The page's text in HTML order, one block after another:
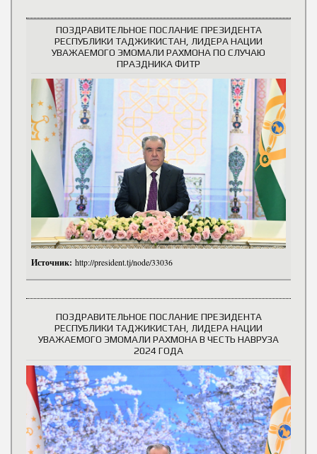
ПОЗДРАВИТЕЛЬНОЕ ПОСЛАНИЕ ПРЕЗИДЕНТА
РЕСПУБЛИКИ ТАДЖИКИСТАН, ЛИДЕРА НАЦИИ
УВАЖАЕМОГО ЭМОМАЛИ РАХМОНА ПО СЛУЧАЮ
ПРАЗДНИКА ФИТР
Источник: http://president.tj/node/33036
ПОЗДРАВИТЕЛЬНОЕ ПОСЛАНИЕ ПРЕЗИДЕНТА
РЕСПУБЛИКИ ТАДЖИКИСТАН, ЛИДЕРА НАЦИИ
УВАЖАЕМОГО ЭМОМАЛИ РАХМОНА В ЧЕСТЬ НАВРУЗА
2024 ГОДА